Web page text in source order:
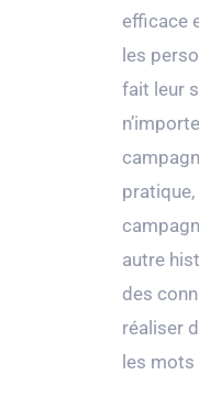
efficace
les
fait leur
autre
des
réaliser
les